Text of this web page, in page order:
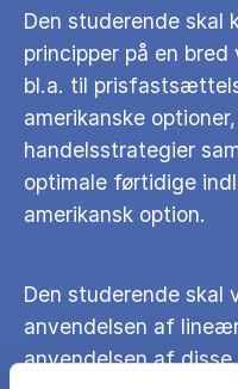
Den studerende skal
principper på en
bl.a. til
amerikanske
handelsstrategier
optimale førtidige
amerikansk option.
Den studerende
anvendelsen af
anvendelsen af